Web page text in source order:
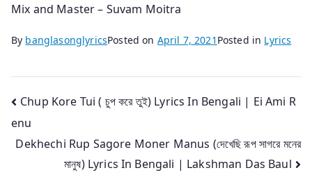
Mix and Master – Suvam Moitra
By banglasonglyricsPosted on April 7, 2021 Posted in Lyrics
Post
navigation
Chup Kore Tui ( চুপ করে তুই) Lyrics In Bengali | Ei Ami R
enu
Dekhechi Rup Sagore Moner Manus (দেখেছি রূপ সাগরে মনের
মানুষ) Lyrics In Bengali | Lakshman Das Baul